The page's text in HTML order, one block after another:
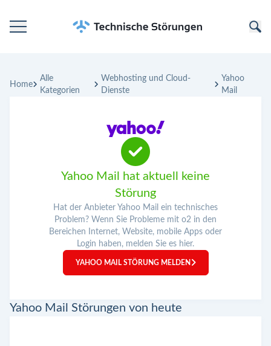
Kategorien
Home
Alle
Kategorien
Webhosting und Cloud-
Dienste
Yahoo
Mail
Yahoo Mail hat aktuell keine
Störung
Hat der Anbieter Yahoo Mail ein technisches
Problem? Wenn Sie Probleme mit o2 in den
Bereichen Internet, Website, mobile Apps oder
Login haben, melden Sie es hier.
YAHOO MAIL STÖRUNG MELDEN
Yahoo Mail Störungen von heute